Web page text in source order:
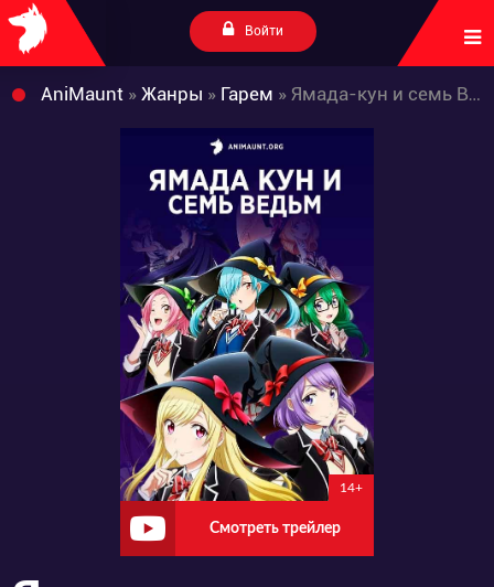
Войти
AniMaunt » Жанры » Гарем » Ямада-кун и семь Ведьм
14+
Смотреть трейлер